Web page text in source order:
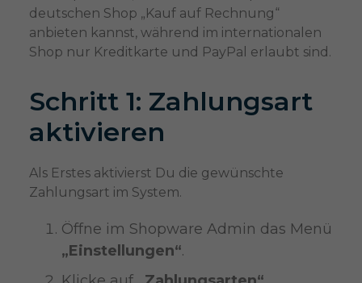
deutschen Shop „Kauf auf Rechnung“
anbieten kannst, während im internationalen
Shop nur Kreditkarte und PayPal erlaubt sind.
Schritt 1: Zahlungsart
aktivieren
Als Erstes aktivierst Du die gewünschte
Zahlungsart im System.
Öffne im Shopware Admin das Menü
„Einstellungen“.